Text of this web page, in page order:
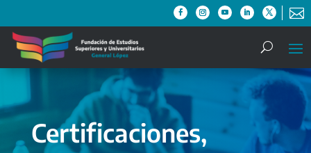

Certificaciones,